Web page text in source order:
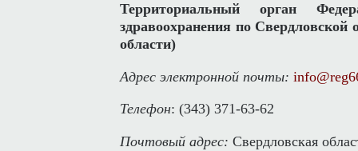
Территориальный орган
здравоохранения по Свердловской
области)
Адрес электронной почты:
Телефон: (343) 371-63-62
Почтовый адрес: Свердловская